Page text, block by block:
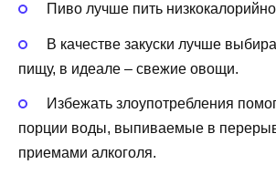
Пиво лучше пить
В качестве закуски лучше
пищу, в идеале – свежие овощи.
Избежать злоупотребления
порции воды, выпиваемые в
приемами алкоголя.